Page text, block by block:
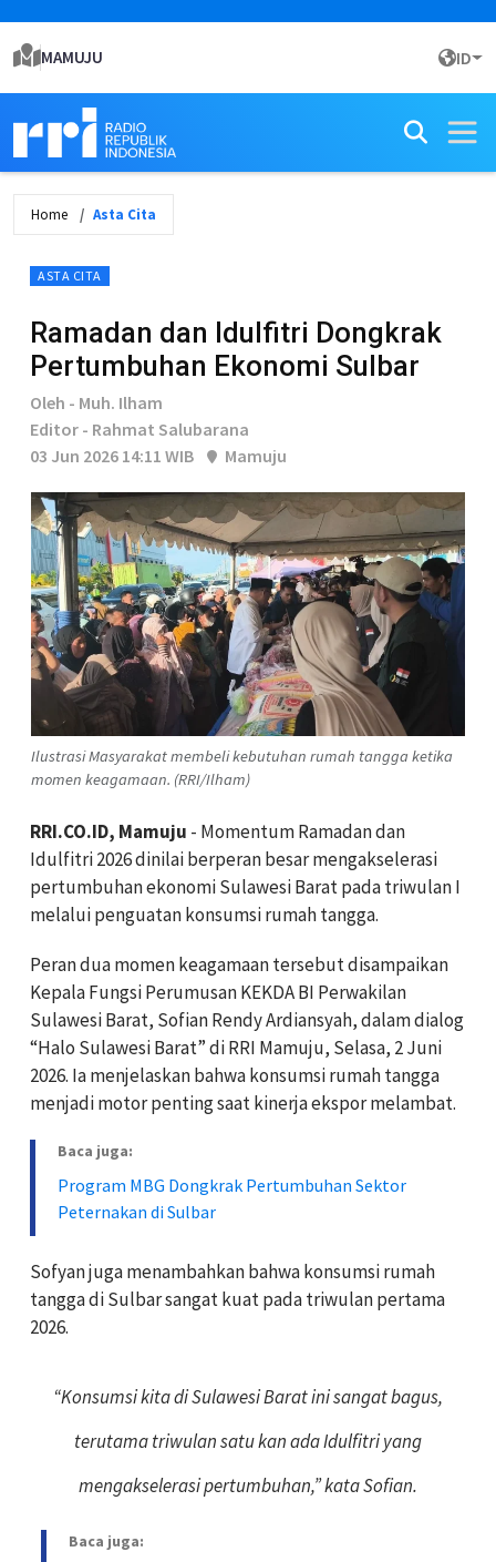
MAMUJU ID
Home Asta Cita
ASTA CITA
Ramadan dan Idulfitri Dongkrak
Pertumbuhan Ekonomi Sulbar
Oleh - Muh. Ilham
Editor - Rahmat Salubarana
03 Jun 2026 14:11 WIB
Mamuju
Ilustrasi Masyarakat membeli kebutuhan rumah tangga ketika
momen keagamaan. (RRI/Ilham)
RRI.CO.ID, Mamuju - Momentum Ramadan dan
Idulfitri 2026 dinilai berperan besar mengakselerasi
pertumbuhan ekonomi Sulawesi Barat pada triwulan I
melalui penguatan konsumsi rumah tangga.
Peran dua momen keagamaan tersebut disampaikan
Kepala Fungsi Perumusan KEKDA BI Perwakilan
Sulawesi Barat, Sofian Rendy Ardiansyah, dalam dialog
“Halo Sulawesi Barat” di RRI Mamuju, Selasa, 2 Juni
2026. Ia menjelaskan bahwa konsumsi rumah tangga
menjadi motor penting saat kinerja ekspor melambat.
Baca juga:
Program MBG Dongkrak Pertumbuhan Sektor
Peternakan di Sulbar
Sofyan juga menambahkan bahwa konsumsi rumah
tangga di Sulbar sangat kuat pada triwulan pertama
2026.
“Konsumsi kita di Sulawesi Barat ini sangat bagus,
terutama triwulan satu kan ada Idulfitri yang
mengakselerasi pertumbuhan,” kata Sofian.
Baca juga: